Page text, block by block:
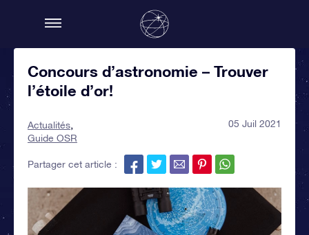
Concours d’astronomie – Trouver
l’étoile d’or!
Actualités
Guide OSR
05 Juil 2021
Partager cet article :